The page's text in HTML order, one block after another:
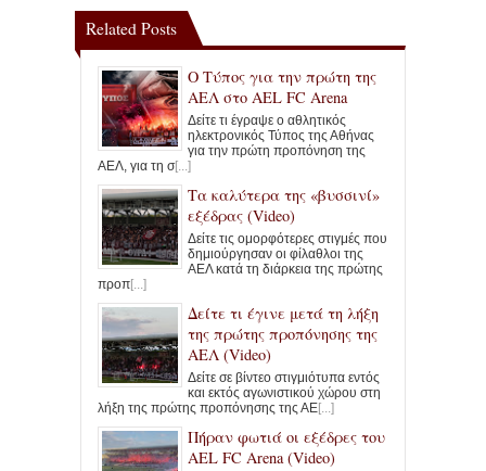
Related Posts
Ο Τύπος για την πρώτη της
ΑΕΛ στο AEL FC Arena
Δείτε τι έγραψε ο αθλητικός
ηλεκτρονικός Τύπος της Αθήνας
για την πρώτη προπόνηση της
ΑΕΛ, για τη σ[...]
Τα καλύτερα της «βυσσινί»
εξέδρας (Video)
Δείτε τις ομορφότερες στιγμές που
δημιούργησαν οι φίλαθλοι της
ΑΕΛ κατά τη διάρκεια της πρώτης
προπ[...]
Δείτε τι έγινε μετά τη λήξη
της πρώτης προπόνησης της
ΑΕΛ (Video)
Δείτε σε βίντεο στιγμιότυπα εντός
και εκτός αγωνιστικού χώρου στη
λήξη της πρώτης προπόνησης της ΑΕ[...]
Πήραν φωτιά οι εξέδρες του
AEL FC Arena (Video)